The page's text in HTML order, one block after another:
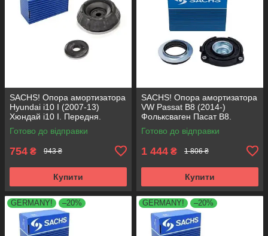
SACHS! Опора амортизатора
Hyundai i10 I (2007-13)
Хюндай i10 I. Передня.
SM5818 , 801063 , KB689.27 ,
VKDA88511
Готово до відправки
754 ₴ 943 ₴
Купити
SACHS! Опора амортизатора
VW Passat B8 (2014-)
Фольксваген Пасат B8.
Передня. 803024 , KB657.27 ,
VKDA35167
Готово до відправки
1 444 ₴ 1 806 ₴
Купити
GERMANY! –20% GERMANY! –20%